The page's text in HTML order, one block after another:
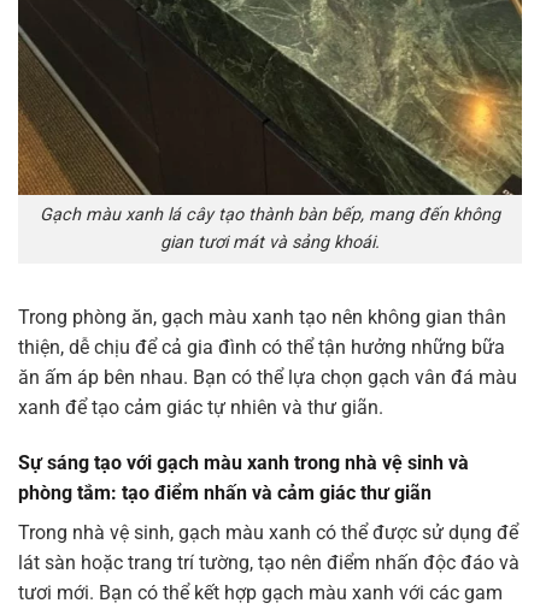
Gạch màu xanh lá cây tạo thành bàn bếp, mang đến không
gian tươi mát và sảng khoái.
Trong phòng ăn, gạch màu xanh tạo nên không gian thân
thiện, dễ chịu để cả gia đình có thể tận hưởng những bữa
ăn ấm áp bên nhau. Bạn có thể lựa chọn gạch vân đá màu
xanh để tạo cảm giác tự nhiên và thư giãn.
Sự sáng tạo với gạch màu xanh trong nhà vệ sinh và
phòng tắm: tạo điểm nhấn và cảm giác thư giãn
Trong nhà vệ sinh, gạch màu xanh có thể được sử dụng để
lát sàn hoặc trang trí tường, tạo nên điểm nhấn độc đáo và
tươi mới. Bạn có thể kết hợp gạch màu xanh với các gam